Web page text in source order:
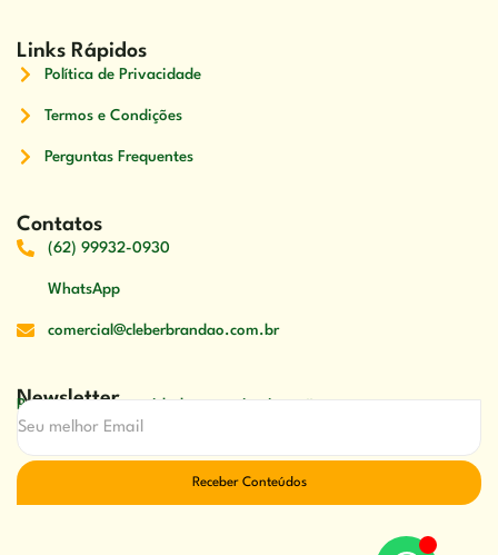
Links Rápidos
Política de Privacidade
Termos e Condições
Perguntas Frequentes
Contatos
(62) 99932-0930
WhatsApp
comercial@cleberbrandao.com.br
Newsletter
Receber nossas novidades em primeira mão
Receber Conteúdos